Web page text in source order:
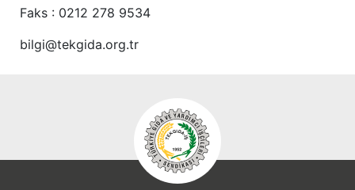
Faks : 0212 278 9534
bilgi@tekgida.org.tr